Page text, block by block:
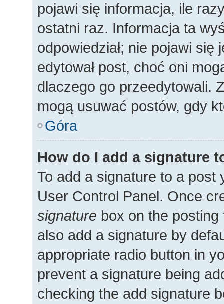
pojawi się informacja, ile
ostatni raz. Informacja ta
odpowiedział; nie pojawi
edytował post, choć oni
dlaczego go przeedytowali.
mogą usuwać postów, gdy
Góra
How do I add a signature
To add a signature to a
User Control Panel. Once
signature box on the
also add a signature by
appropriate radio button in
prevent a signature being
checking the add signature